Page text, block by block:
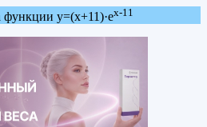
y=(x+11)·ех-11